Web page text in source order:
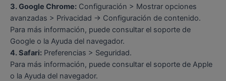
3. Google Chrome: Configuración > Mostrar opciones
avanzadas > Privacidad -> Configuración de contenido.
Para más información, puede consultar el soporte de
Google o la Ayuda del navegador.
4. Safari: Preferencias > Seguridad.
Para más información, puede consultar el soporte de Apple
o la Ayuda del navegador.